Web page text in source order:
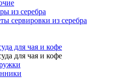
из серебра
сервировки из серебра
для чая и кофе
для чая и кофе